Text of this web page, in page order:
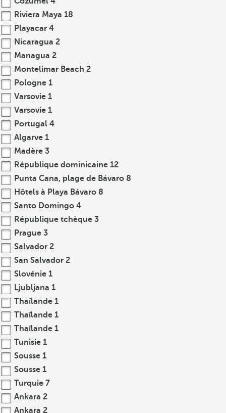
Riviera Maya 18
Playacar 4
Nicaragua 2
Managua 2
Montelimar Beach 2
Pologne 1
Varsovie 1
Varsovie 1
Portugal 4
Algarve 1
Madère 3
République dominicaine 12
Punta Cana, plage de Bávaro 8
Hôtels à Playa Bávaro 8
Santo Domingo 4
République tchèque 3
Prague 3
Salvador 2
San Salvador 2
Slovénie 1
Ljubljana 1
Thaïlande 1
Thaïlande 1
Thaïlande 1
Tunisie 1
Sousse 1
Sousse 1
Turquie 7
Ankara 2
Ankara 2